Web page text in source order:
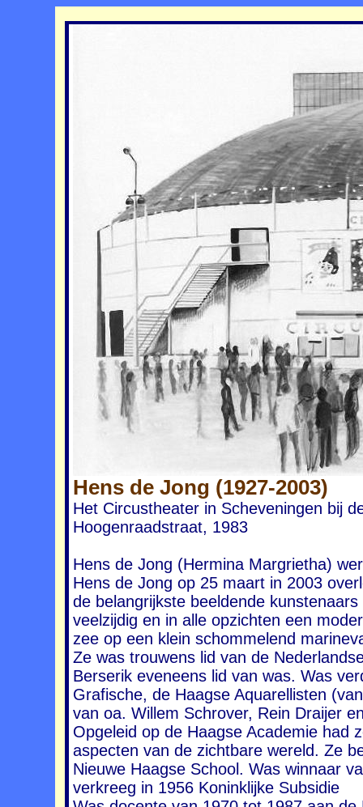
Hens de Jong (1927-2003)
Het Circustheater in Scheveningen bij
Hoogenraadstraat, 1983
Hens de Jong (Hermina Margrietha)
Hens de Jong op 25 maart in 2003
de belangrijkste beeldende
veelzijdig en in alle opzichten een
zee op een klein schommelend
Ze was trouwens lid van de
Berserik eveneens lid van was. Was
Grafische, de Haagse Aquarellisten
van oa. Willem Schrover, Rein Draijer
Opgeleid op de Haagse Academie had
aspecten van de zichtbare wereld. Ze
Nieuwe Haagse School. Was winnaar
verkreeg in 1956 Koninklijke Subsidie